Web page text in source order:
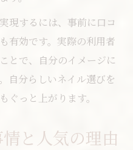
めるなら都筑区へ
イルサロンの特徴
見るおすすめポイント
ルデザイン傾向
イルサロンランキング
ネイル活用術
現するには、事前に口コ
有効です。実際の利用者
とで、自分のイメージに
自分らしいネイル選びを
ぐっと上がります。
と人気の理由